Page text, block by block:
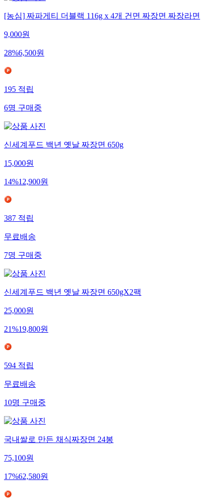
[농심] 짜파게티 더블랙 116g x 4개 건면 짜장면 짜장라면
9,000원
28%6,500원
195 적립
6명 구매중
신세계푸드 백년 옛날 짜장면 650g
15,000원
14%12,900원
387 적립
무료배송
7명 구매중
신세계푸드 백년 옛날 짜장면 650gX2팩
25,000원
21%19,800원
594 적립
무료배송
10명 구매중
국내쌀로 만든 채식짜장면 24봉
75,100원
17%62,580원